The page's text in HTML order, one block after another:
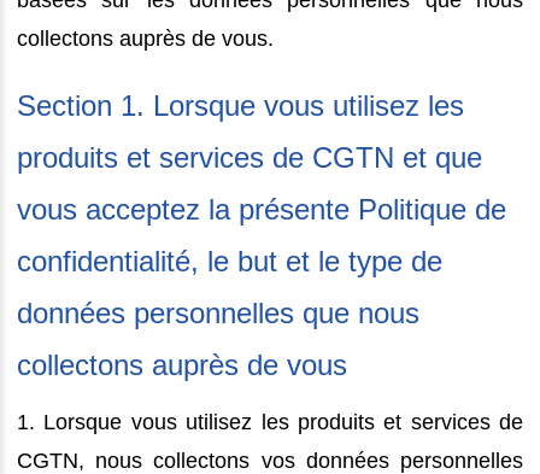
collectons auprès de vous.
Section 1. Lorsque vous utilisez les
produits et services de CGTN et que
vous acceptez la présente Politique de
confidentialité, le but et le type de
données personnelles que nous
collectons auprès de vous
1. Lorsque vous utilisez les produits et services de
CGTN, nous collectons vos données personnelles